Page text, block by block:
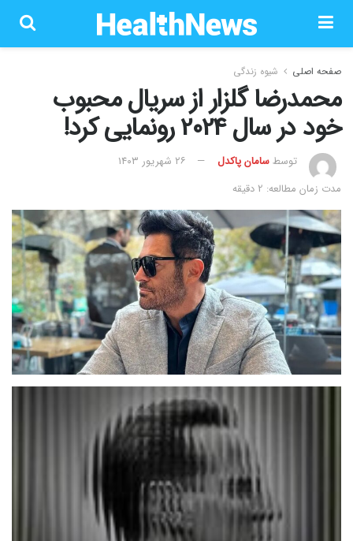
صفحه اصلی شیوه زندگی
محمدرضا گلزار از سریال محبوب
خود در سال 2024 رونمایی کرد!
توسطسامان پاکدل
۲۶ شهریور ۱۴۰۳
مدت زمان مطالعه: 2 دقیقه